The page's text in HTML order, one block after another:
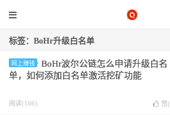
标签：BoHr升级白名单
网上赚钱
BoHr波尔公链怎么申请升级白名
单，如何添加白名单激活挖矿功能
阅读(166) 赞(